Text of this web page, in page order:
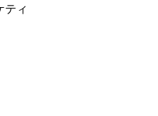
ィ